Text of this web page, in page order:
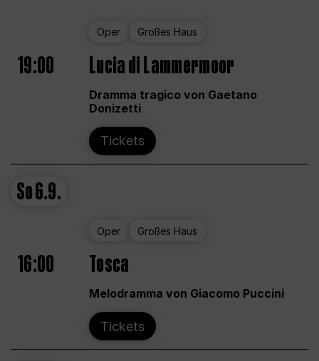
Oper Großes Haus
19:00 Lucia di Lammermoor
Dramma tragico von Gaetano
Donizetti
Tickets
So6.9.
Oper Großes Haus
16:00 Tosca
Melodramma von Giacomo Puccini
Tickets